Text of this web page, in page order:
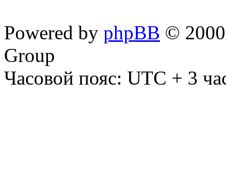
Powered by phpBB ©
Group
Часовой пояс: UTC + 3